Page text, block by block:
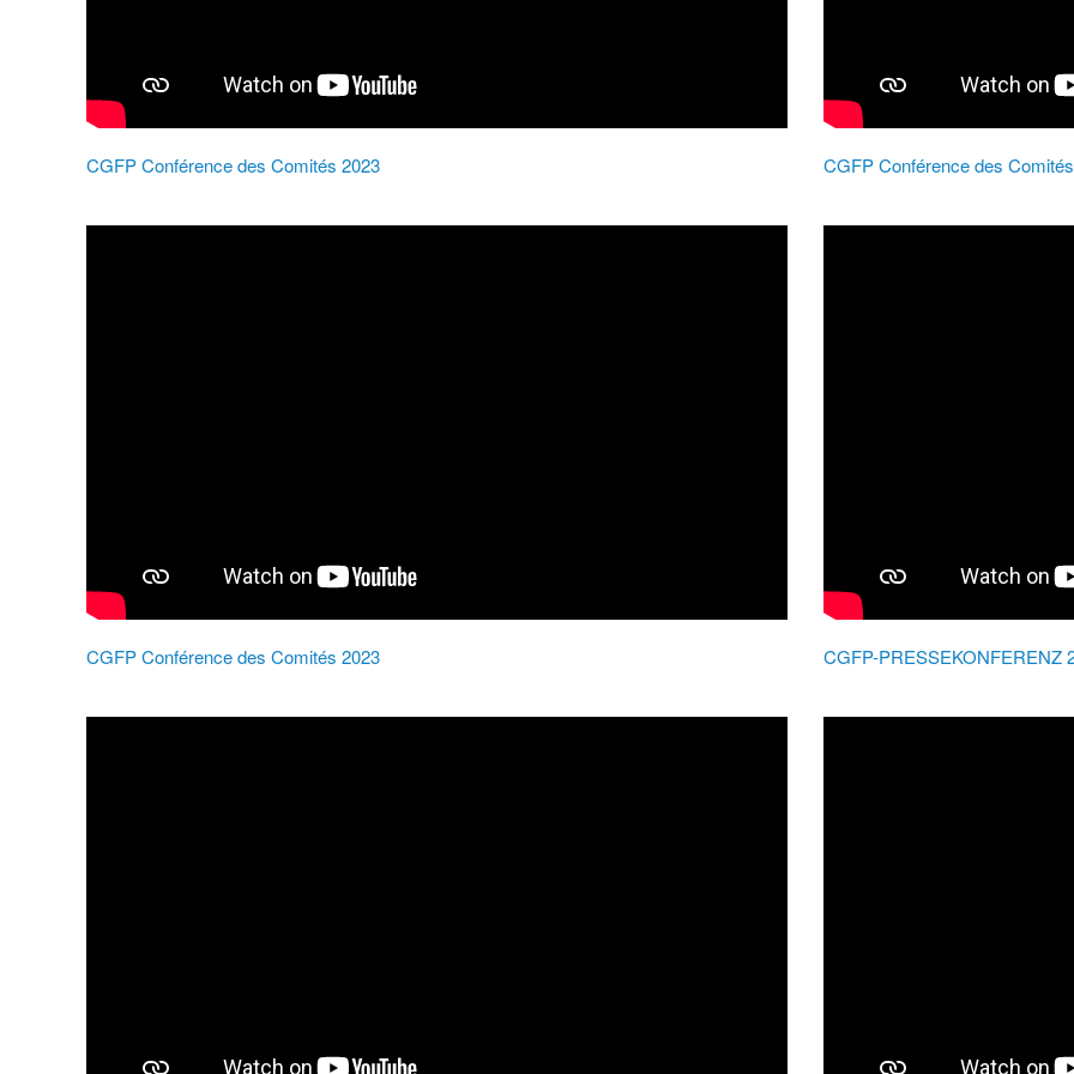
CGFP Conférence des Comités 2023 CGFP Conférence des
CGFP Conférence des Comités 2023 CGFP-PRESSEKONFERENZ